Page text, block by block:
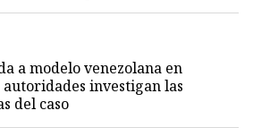
a modelo venezolana en
autoridades investigan las
del caso